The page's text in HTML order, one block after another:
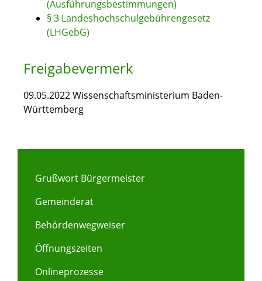
(Ausführungsbestimmungen)
§ 3 Landeshochschulgebührengesetz
(LHGebG)
Freigabevermerk
09.05.2022 Wissenschaftsministerium Baden-
Württemberg
Grußwort Bürgermeister
Gemeinderat
Behördenwegweiser
Öffnungszeiten
Onlineprozesse